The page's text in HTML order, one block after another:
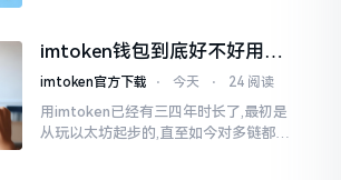
睹过非常多的人
imtoken钱包到底好不好用？
老玩家说说真实体验
imtoken官方下载 ⋅ 今天 ⋅ 24 阅读
用imtoken已经有三四年时长了,最初是
从玩以太坊起步的,直至如今对多链都有